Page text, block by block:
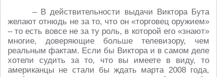
– В действительности выдачи Виктора Бута
желают отнюдь не за то, что он «торговец оружием»
– то есть вовсе не за ту роль, в которой его «знают»
многие, доверяющие больше телевизору, чем
реальным фактам. Если бы Виктора и в самом деле
хотели судить за то, что вы имеете в виду, то
американцы не стали бы ждать марта 2008 года,